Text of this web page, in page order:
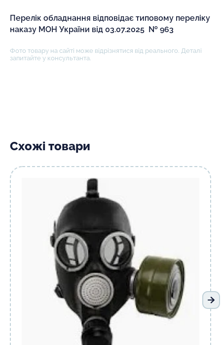
Перелік обладнання відповідає типовому переліку
наказу МОН України від 03.07.2025 № 963
Фото товару на сайті може відрізнятися від реального. Деталі
запитайте у консультанта.
Схожі товари